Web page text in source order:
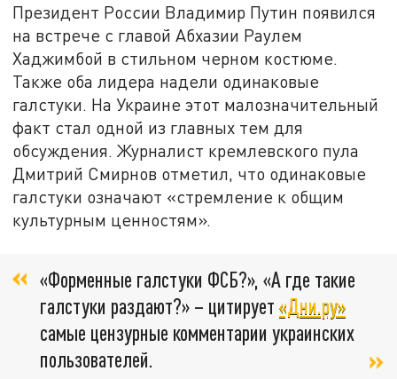
Президент России Владимир Путин появился
на встрече с главой Абхазии Раулем
Хаджимбой в стильном черном костюме.
Также оба лидера надели одинаковые
галстуки. На Украине этот малозначительный
факт стал одной из главных тем для
обсуждения. Журналист кремлевского пула
Дмитрий Смирнов отметил, что одинаковые
галстуки означают «стремление к общим
культурным ценностям».
«Форменные галстуки ФСБ?», «А где такие
галстуки раздают?» – цитирует «Дни.ру»
самые цензурные комментарии украинских
пользователей.